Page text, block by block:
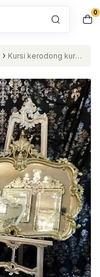
0
› Kursi kerodong kursi